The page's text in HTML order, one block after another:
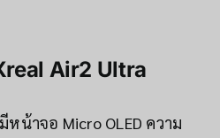
Air2 Ultra
มีหน้าจอ Micro OLED ความ